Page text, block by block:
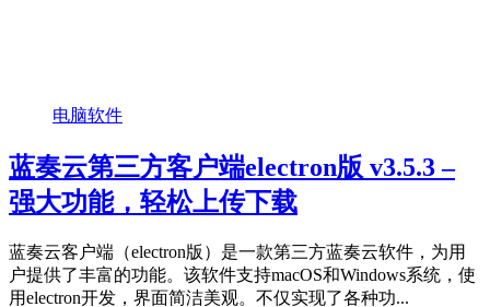
电脑软件
蓝奏云第三方客户端electron版 v3.5.3 –
强大功能，轻松上传下载
蓝奏云客户端（electron版）是一款第三方蓝奏云软件，为用
户提供了丰富的功能。该软件支持macOS和Windows系统，使
用electron开发，界面简洁美观。不仅实现了各种功...